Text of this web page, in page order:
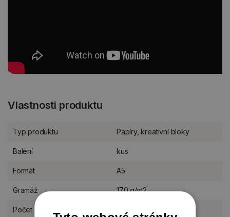
Vlastnosti produktu
Typ produktu Papíry, kreativní bloky
Balení kus
Formát A5
Gramáž 170 g/m2
Počet listů